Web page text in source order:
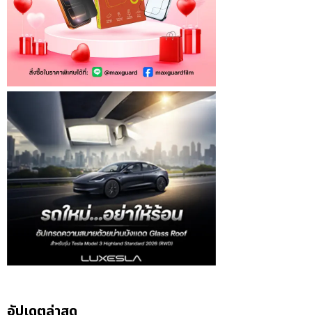
อัปเดตล่าสุด